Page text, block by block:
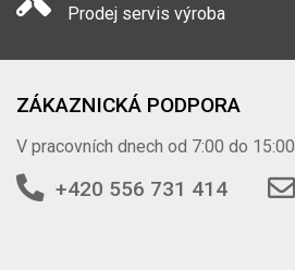
Prodej servis výroba
ZÁKAZNICKÁ PODPORA
V pracovních dnech od 7:00 do 15:00
+420 556 731 414